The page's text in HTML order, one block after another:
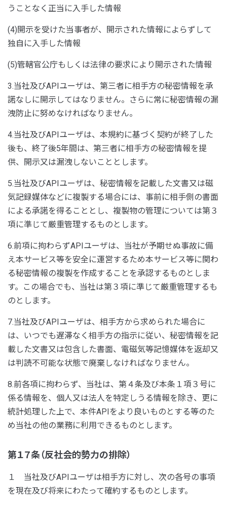
うことなく正当に入手した情報
(4)開示を受けた当事者が、開示された情報によらずして
独自に入手した情報
(5)管轄官公庁もしくは法律の要求により開示された情報
3.当社及びAPIユーザは、第三者に相手方の秘密情報を承
諾なしに開示してはなりません。さらに常に秘密情報の漏
洩防止に努めなければなりません。
4.当社及びAPIユーザは、本規約に基づく契約が終了した
後も、終了後5年間は、第三者に相手方の秘密情報を提
供、開示又は漏洩しないこととします。
5.当社及びAPIユーザは、秘密情報を記載した文書又は磁
気記録媒体などに複製する場合には、事前に相手側の書面
による承諾を得ることとし、複製物の管理については第３
項に準じて厳重管理するものとします。
6.前項に拘わらずAPIユーザは、当社が予期せぬ事故に備
え本サービス等を安全に運営するため本サービス等に関わ
る秘密情報の複製を作成することを承認するものとしま
す。この場合でも、当社は第３項に準じて厳重管理するも
のとします。
7.当社及びAPIユーザは、相手方から求められた場合に
は、いつでも遅滞なく相手方の指示に従い、秘密情報を記
載した文書又は包含した書面、電磁気等記憶媒体を返却又
は判読不可能な状態で廃棄しなければなりません。
8.前各項に拘わらず、当社は、第４条及び本条１項３号に
係る情報を、個人又は法人を特定しうる情報を除き、更に
統計処理した上で、本件APIをより良いものとする等のた
め当社の他の業務に利用できるものとします。
第１７条（反社会的勢力の排除）
１ 当社及びAPIユーザは相手方に対し、次の各号の事項
を現在及び将来にわたって確約するものとします。